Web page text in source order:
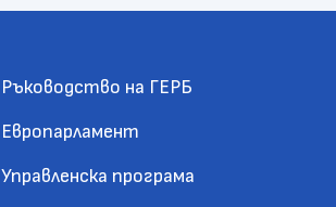
Ръководство на ГЕРБ
Европарламент
Управленска програма